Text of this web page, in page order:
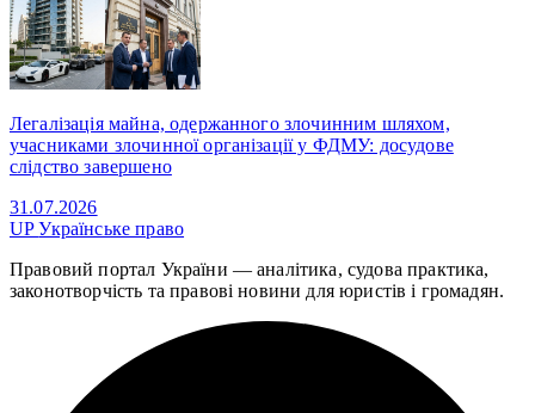
Легалізація майна, одержанного злочинним шляхом,
учасниками злочинної організації у ФДМУ: досудове
слідство завершено
31.07.2026
UPУкраїнське право
Правовий портал України — аналітика, судова практика,
законотворчість та правові новини для юристів і громадян.